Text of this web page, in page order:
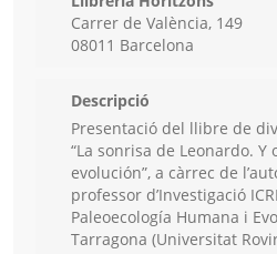
Carrer de València, 149
08011 Barcelona
Descripció
Presentació del llibre de
“La sonrisa de Leonardo.
evolución”, a càrrec de
professor d’Investigació
Paleoecología Humana i
Tarragona (Universitat